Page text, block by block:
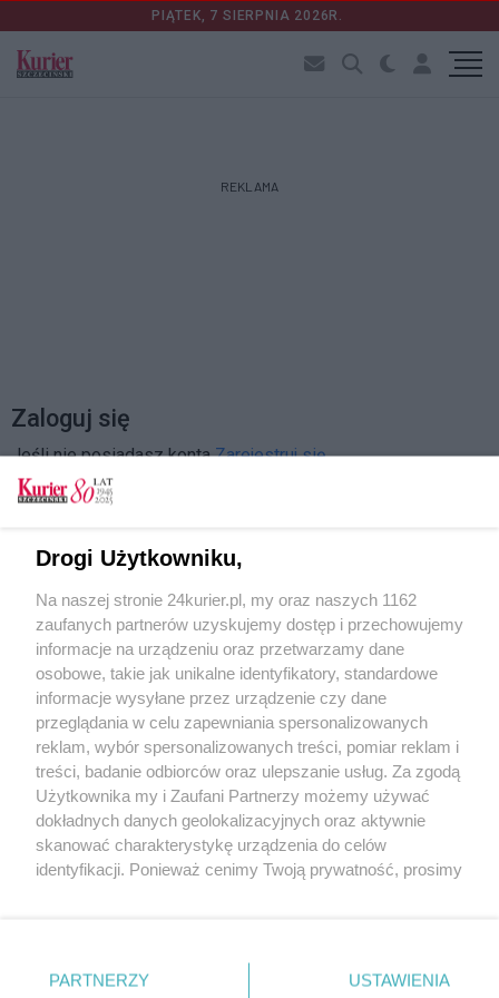
PIĄTEK, 7 SIERPNIA 2026R.
REKLAMA
Zaloguj się
Jeśli nie posiadasz kontaZarejestruj się
Zapamiętać?
Zaloguj
Zapomniałem hasła
Copyright © 2022 Kurier Szczeciński sp. z o.o.
Drogi Użytkowniku,
Na naszej stronie 24kurier.pl, my oraz naszych 1162
zaufanych partnerów uzyskujemy dostęp i przechowujemy
informacje na urządzeniu oraz przetwarzamy dane
osobowe, takie jak unikalne identyfikatory, standardowe
informacje wysyłane przez urządzenie czy dane
przeglądania w celu zapewniania spersonalizowanych
reklam, wybór spersonalizowanych treści, pomiar reklam i
treści, badanie odbiorców oraz ulepszanie usług. Za zgodą
Użytkownika my i Zaufani Partnerzy możemy używać
dokładnych danych geolokalizacyjnych oraz aktywnie
skanować charakterystykę urządzenia do celów
identyfikacji. Ponieważ cenimy Twoją prywatność, prosimy
prywatności znajdujący się w lewym dolnym rogu strony
. Niektóre rodzaje przetwarzania danych nie wymagają
PARTNERZY USTAWIENIA